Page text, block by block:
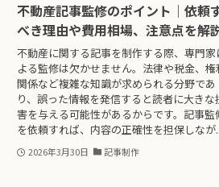
不動産記事監修のポイント｜依頼
べき理由や費用相場、注意点を解
不動産に関する記事を制作する際、専門家
よる監修は欠かせません。法律や税金、権
関係など複雑な知識が求められる分野であ
り、誤った情報を発信すると読者に大きな
害を与える可能性があるからです。記事監
を依頼すれば、内容の正確性を担保しなが
2026年3月30日 記事制作